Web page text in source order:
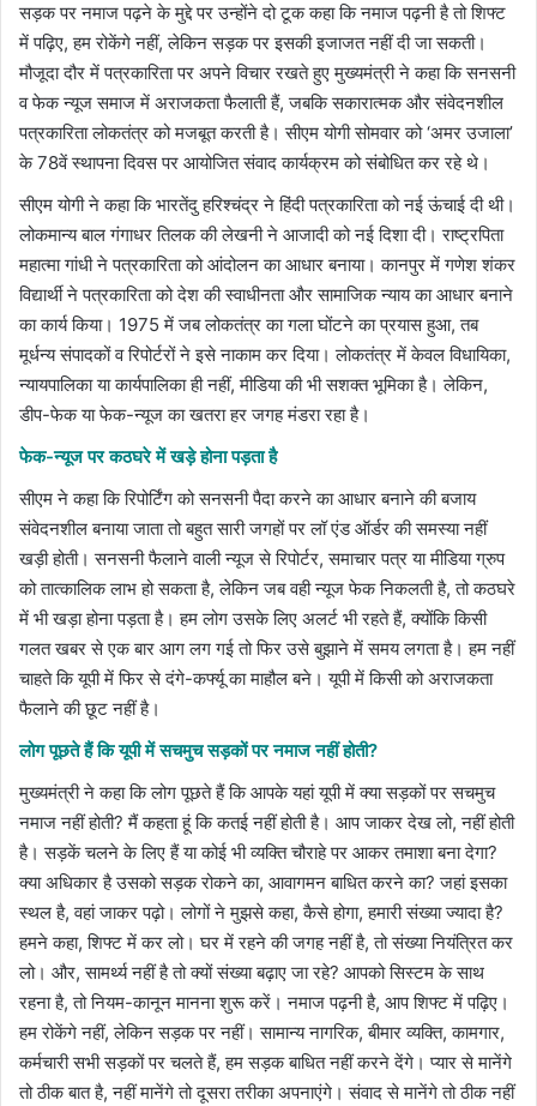
सड़क पर नमाज पढ़ने के मुद्दे पर उन्होंने दो टूक कहा कि नमाज पढ़नी है तो शिफ्ट
में पढ़िए, हम रोकेंगे नहीं, लेकिन सड़क पर इसकी इजाजत नहीं दी जा सकती।
मौजूदा दौर में पत्रकारिता पर अपने विचार रखते हुए मुख्यमंत्री ने कहा कि सनसनी
व फेक न्यूज समाज में अराजकता फैलाती हैं, जबकि सकारात्मक और संवेदनशील
पत्रकारिता लोकतंत्र को मजबूत करती है। सीएम योगी सोमवार को ‘अमर उजाला’
के 78वें स्थापना दिवस पर आयोजित संवाद कार्यक्रम को संबोधित कर रहे थे।
सीएम योगी ने कहा कि भारतेंदु हरिश्चंद्र ने हिंदी पत्रकारिता को नई ऊंचाई दी थी।
लोकमान्य बाल गंगाधर तिलक की लेखनी ने आजादी को नई दिशा दी। राष्ट्रपिता
महात्मा गांधी ने पत्रकारिता को आंदोलन का आधार बनाया। कानपुर में गणेश शंकर
विद्यार्थी ने पत्रकारिता को देश की स्वाधीनता और सामाजिक न्याय का आधार बनाने
का कार्य किया। 1975 में जब लोकतंत्र का गला घोंटने का प्रयास हुआ, तब
मूर्धन्य संपादकों व रिपोर्टरों ने इसे नाकाम कर दिया। लोकतंत्र में केवल विधायिका,
न्यायपालिका या कार्यपालिका ही नहीं, मीडिया की भी सशक्त भूमिका है। लेकिन,
डीप-फेक या फेक-न्यूज का खतरा हर जगह मंडरा रहा है।
फेक-न्यूज पर कठघरे में खड़े होना पड़ता है
सीएम ने कहा कि रिपोर्टिंग को सनसनी पैदा करने का आधार बनाने की बजाय
संवेदनशील बनाया जाता तो बहुत सारी जगहों पर लॉ एंड ऑर्डर की समस्या नहीं
खड़ी होती। सनसनी फैलाने वाली न्यूज से रिपोर्टर, समाचार पत्र या मीडिया ग्रुप
को तात्कालिक लाभ हो सकता है, लेकिन जब वही न्यूज फेक निकलती है, तो कठघरे
में भी खड़ा होना पड़ता है। हम लोग उसके लिए अलर्ट भी रहते हैं, क्योंकि किसी
गलत खबर से एक बार आग लग गई तो फिर उसे बुझाने में समय लगता है। हम नहीं
चाहते कि यूपी में फिर से दंगे-कर्फ्यू का माहौल बने। यूपी में किसी को अराजकता
फैलाने की छूट नहीं है।
लोग पूछते हैं कि यूपी में सचमुच सड़कों पर नमाज नहीं होती?
मुख्यमंत्री ने कहा कि लोग पूछते हैं कि आपके यहां यूपी में क्या सड़कों पर सचमुच
नमाज नहीं होती? मैं कहता हूं कि कतई नहीं होती है। आप जाकर देख लो, नहीं होती
है। सड़कें चलने के लिए हैं या कोई भी व्यक्ति चौराहे पर आकर तमाशा बना देगा?
क्या अधिकार है उसको सड़क रोकने का, आवागमन बाधित करने का? जहां इसका
स्थल है, वहां जाकर पढ़ो। लोगों ने मुझसे कहा, कैसे होगा, हमारी संख्या ज्यादा है?
हमने कहा, शिफ्ट में कर लो। घर में रहने की जगह नहीं है, तो संख्या नियंत्रित कर
लो। और, सामर्थ्य नहीं है तो क्यों संख्या बढ़ाए जा रहे? आपको सिस्टम के साथ
रहना है, तो नियम-कानून मानना शुरू करें। नमाज पढ़नी है, आप शिफ्ट में पढ़िए।
हम रोकेंगे नहीं, लेकिन सड़क पर नहीं। सामान्य नागरिक, बीमार व्यक्ति, कामगार,
कर्मचारी सभी सड़कों पर चलते हैं, हम सड़क बाधित नहीं करने देंगे। प्यार से मानेंगे
तो ठीक बात है, नहीं मानेंगे तो दूसरा तरीका अपनाएंगे। संवाद से मानेंगे तो ठीक नहीं